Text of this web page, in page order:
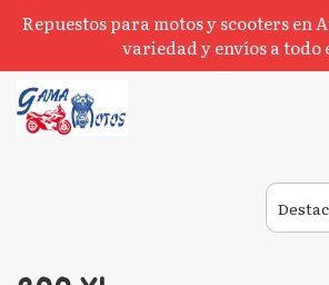
Repuestos para motos y scooters en
variedad y envíos a todo